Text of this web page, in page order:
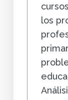
los